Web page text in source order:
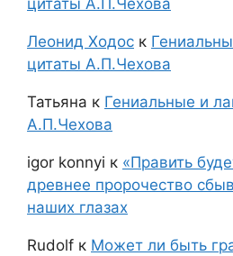
цитаты А.П.Чехова
Леонид Ходос к
цитаты А.П.Чехова
Татьяна к Гениальные и
А.П.Чехова
igor konnyi к «Править
древнее пророчество
наших глазах
Rudolf к Может ли быть